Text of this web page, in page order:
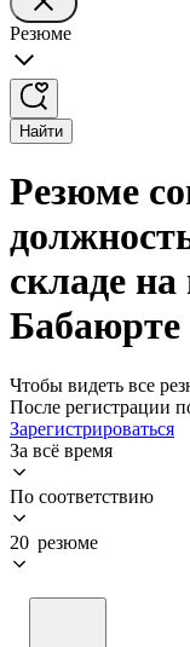
Резюме
Найти
Резюме
складе
Бабаюрте
Чтобы видеть все
После регистрации
Зарегистрироваться
За всё время
По соответствию
20 резюме